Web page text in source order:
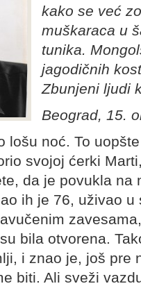
kako se već
muškaraca u
tunika.
jagodičnih
Zbunjeni ljudi
Beograd, 15.
lošu noć. To
svojoj ćerki
da je povukla na
ih je 76, uživao
bila otvorena.
i znao je, još pre
biti. Ali sveži